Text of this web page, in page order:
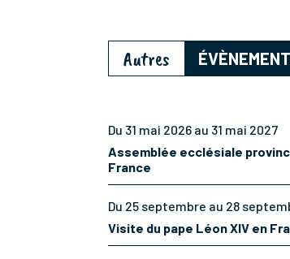
Autres
Du 31 mai 2026 au 31 mai 2027
Assemblée ecclésiale
France
Du 25 septembre au 28
Visite du pape Léon XIV en